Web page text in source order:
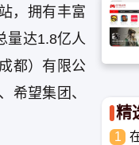
，拥有丰富
量达1.8亿人
都）有限公
希望集团、
精
1